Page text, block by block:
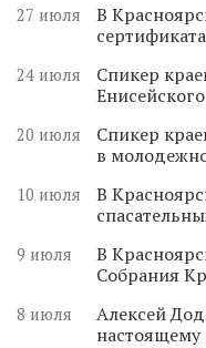
27 июля
В
24 июля
Спикер
20 июля
Спикер
в
10 июля
В
9 июля
В
Собрания
8 июля
Алексей